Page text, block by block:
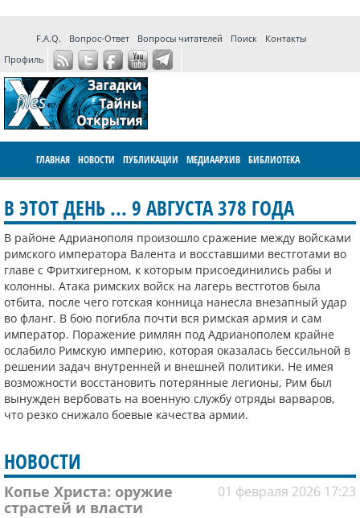
F.A.Q. Вопрос-Ответ Вопросы читателей Поиск
Контакты
Профиль
ГЛАВНАЯ НОВОСТИ ПУБЛИКАЦИИ МЕДИААРХИВ БИБЛИОТЕКА
В ЭТОТ ДЕНЬ ... 9 АВГУСТА 378 ГОДА
В районе Адрианополя произошло сражение между войсками
римского императора Валента и восставшими вестготами во
главе с Фритхигерном, к которым присоединились рабы и
колонны. Атака римских войск на лагерь вестготов была
отбита, после чего готская конница нанесла внезапный удар
во фланг. В бою погибла почти вся римская армия и сам
император. Поражение римлян под Адрианополем крайне
ослабило Римскую империю, которая оказалась бессильной в
решении задач внутренней и внешней политики. Не имея
возможности восстановить потерянные легионы, Рим был
вынужден вербовать на военную службу отряды варваров,
что резко снижало боевые качества армии.
НОВОСТИ
01 февраля 2026 17:23
Копье Христа: оружие
страстей и власти